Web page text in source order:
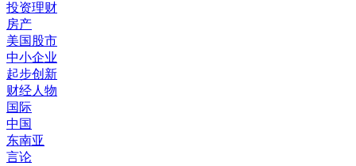
投资理财
房产
美国股市
中小企业
起步创新
财经人物
国际
中国
东南亚
言论